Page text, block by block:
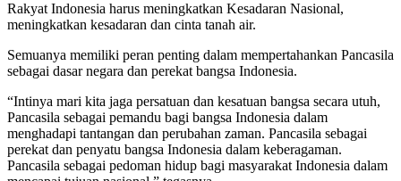
Rakyat Indonesia harus meningkatkan Kesadaran Nasional,
meningkatkan kesadaran dan cinta tanah air.
Semuanya memiliki peran penting dalam mempertahankan Pancasila
sebagai dasar negara dan perekat bangsa Indonesia.
“Intinya mari kita jaga persatuan dan kesatuan bangsa secara utuh,
Pancasila sebagai pemandu bagi bangsa Indonesia dalam
menghadapi tantangan dan perubahan zaman. Pancasila sebagai
perekat dan penyatu bangsa Indonesia dalam keberagaman.
Pancasila sebagai pedoman hidup bagi masyarakat Indonesia dalam